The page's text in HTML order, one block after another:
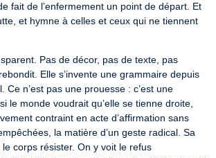
fait de l’enfermement un point de départ. Et
et hymne à celles et ceux qui ne tiennent
Pas de décor, pas de texte, pas
Elle s’invente une grammaire depuis
n’est pas une prouesse : c’est une
monde voudrait qu’elle se tienne droite,
contraint en acte d’affirmation sans
la matière d’un geste radical. Sa
corps résister. On y voit le refus